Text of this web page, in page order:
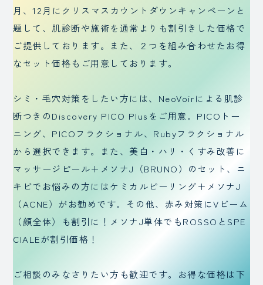
月、12月にクリスマスカウントダウンキャンペーンと
題して、肌診断や施術を通常よりも割引きした価格で
ご提供しております。また、２つを組み合わせたお得
なセット価格もご用意しております。
シミ・毛穴対策をしたい方には、NeoVoirによる肌診
断つきのDiscovery PICO Plusをご用意。PICOトー
ニング、PICOフラクショナル、Rubyフラクショナル
から選択できます。また、美白・ハリ・くすみ改善に
マッサージピール＋メソナJ（BRUNO）のセット、ニ
キビでお悩みの方にはケミカルピーリング＋メソナJ
（ACNE）がお勧めです。その他、赤み対策にVビーム
（顔全体）も割引に！メソナJ単体でもROSSOとSPE
CIALEが割引価格！
ご相談のみなさりたい方も歓迎です。お得な価格は下